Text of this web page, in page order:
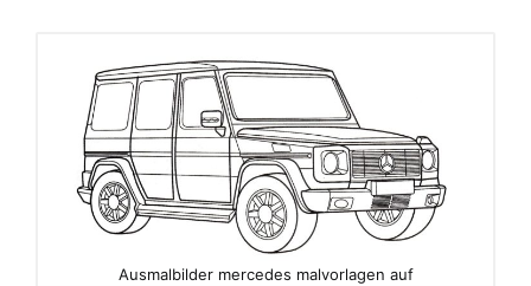
Ausmalbilder mercedes malvorlagen auf